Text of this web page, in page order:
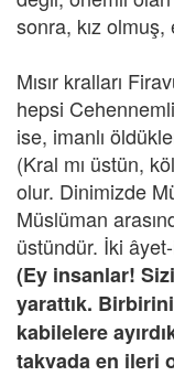
sonra, kız
Mısır kralları
hepsi
ise, imanlı
(Kral mı üstün,
olur. Dinimizde
Müslüman
üstündür. İki
(Ey insanlar!
yarattık.
kabilelere
takvada en ileri